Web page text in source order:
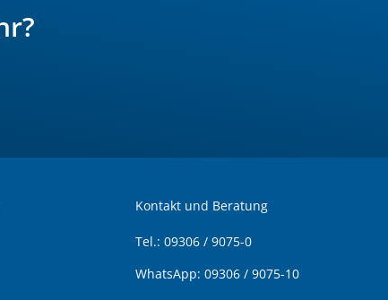
Kontakt und Beratung
Tel.:09306 / 9075-0
WhatsApp:09306 / 9075-10